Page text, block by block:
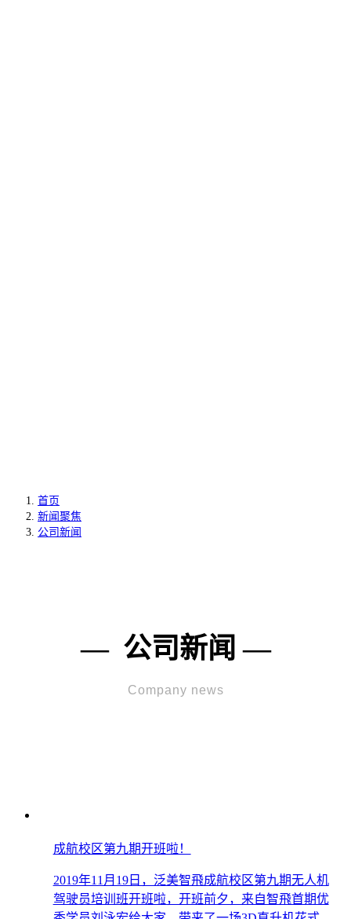
首页
新闻聚焦
公司新闻
— 公司新闻 —
Company news
成航校区第九期开班啦！
2019年11月19日，泛美智飛成航校区第九期无人机
驾驶员培训班开班啦，开班前夕，来自智飛首期优